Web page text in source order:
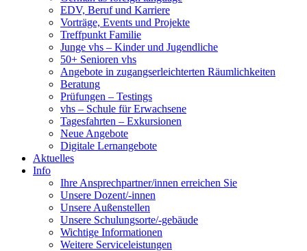
EDV, Beruf und Karriere
Vorträge, Events und Projekte
Treffpunkt Familie
Junge vhs – Kinder und Jugendliche
50+ Senioren vhs
Angebote in zugangserleichterten Räumlichkeiten
Beratung
Prüfungen – Testings
vhs – Schule für Erwachsene
Tagesfahrten – Exkursionen
Neue Angebote
Digitale Lernangebote
Aktuelles
Info
Ihre Ansprechpartner/innen erreichen Sie
Unsere Dozent/-innen
Unsere Außenstellen
Unsere Schulungsorte/-gebäude
Wichtige Informationen
Weitere Serviceleistungen